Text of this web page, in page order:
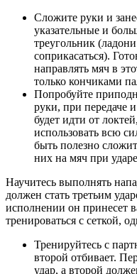
Сложите руки и
указательные и
треугольник
соприкасаться).
направлять мяч в
только кончиками
Попробуйте
руки, при передаче
будет идти от
использовать всю
быть полезно
них на мяч при
Научитесь выполнять
должен стать третьим
исполнении он принесет
тренироваться с сеткой,
Тренируйтесь с
второй отбивает.
удар, а второй